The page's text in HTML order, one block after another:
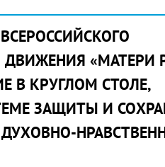
«МАТЕРИ
В КРУГЛОМ СТОЛЕ,
ЗАЩИТЫ И